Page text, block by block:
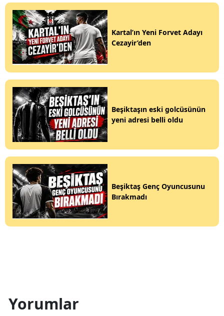
Kartal’ın Yeni Forvet Adayı
Cezayir’den
Beşiktaşın eski golcüsünün
yeni adresi belli oldu
Beşiktaş Genç Oyuncusunu
Bırakmadı
Yorumlar